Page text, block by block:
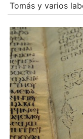
Tomás y varios